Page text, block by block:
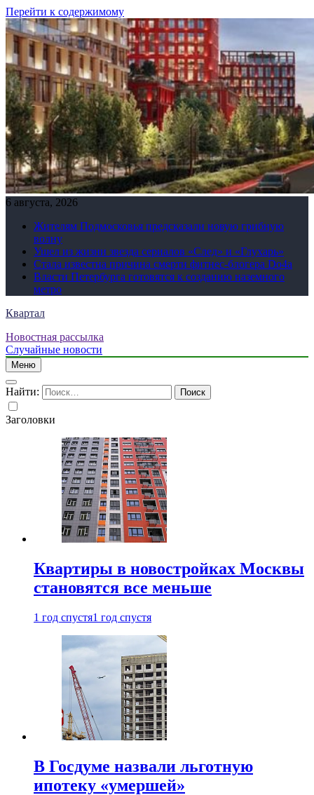
Перейти к содержимому
6 августа, 2026
Жителям Подмосковья предсказали новую грибную
волну
Ушел из жизни звезда сериалов «След» и «Глухарь»
Стала известна причина смерти фитнес-блогера Do4а
Власти Петербурга готовятся к созданию наземного
метро
Квартал
Новостная рассылка
Случайные новости
Меню
Найти:
Заголовки
Квартиры в новостройках Москвы
становятся все меньше
1 год спустя1 год спустя
В Госдуме назвали льготную
ипотеку «умершей»